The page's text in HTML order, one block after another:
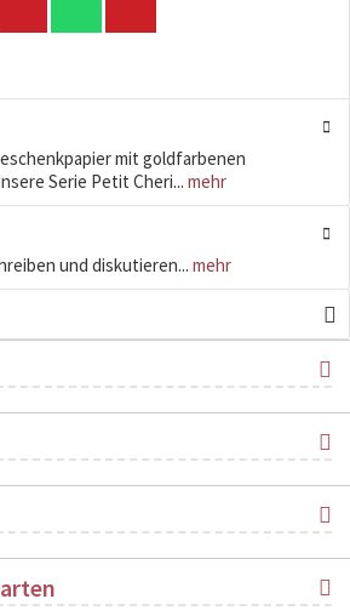
mit goldfarbenen
Serie Petit Cheri... mehr
und diskutieren... mehr